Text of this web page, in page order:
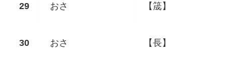
おさ 【筬】
おさ 【長】